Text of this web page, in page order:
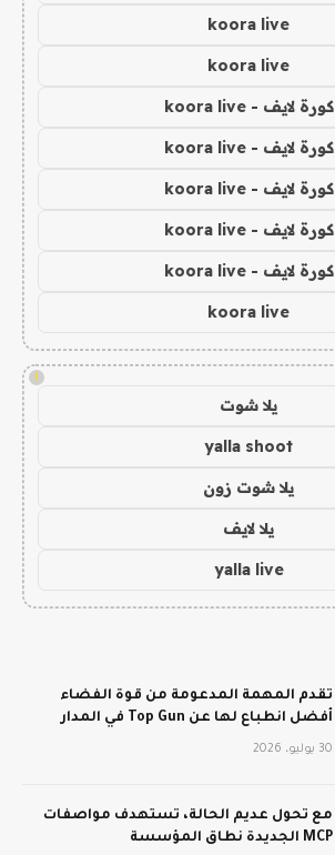
koora live
koora live
كورة لايف - koora live
كورة لايف - koora live
كورة لايف - koora live
كورة لايف - koora live
كورة لايف - koora live
koora live
!
يلا شوت
yalla shoot
يلا شوت زون
يلا لايف
yalla live
تقدم المهمة المدعومة من قوة الفضاء
أفضل انطباع لها عن Top Gun في المدار
30 يوليو، 2026
مع تحول عديم الحالة، تستهدف مواصفات
MCP الجديدة نطاق المؤسسة